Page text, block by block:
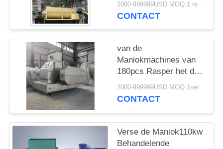
Roestvrij staal wassen
2000-999999USD MOQ:1 reeks
CONTACT
van de
Maniokmachines van
180pcs Rasper het de
Zaagblad 1450rpm
verzendt Directe
2000-999999USD MOQ:1set
CONTACT
Verse de Maniok110kw
Behandelende